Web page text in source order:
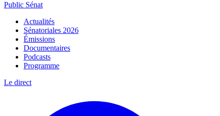
Public Sénat
Actualités
Sénatoriales 2026
Émissions
Documentaires
Podcasts
Programme
Le direct